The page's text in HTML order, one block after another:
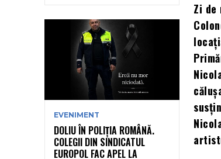
EVENIMENT
DOLIU ÎN POLIȚIA ROMÂNĂ.
COLEGII DIN SINDICATUL
EUROPOL FAC APEL LA
Zi